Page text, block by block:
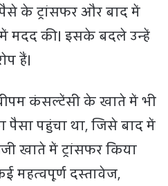
के ट्रांसफर और बाद में
मदद की। इसके बदले उन्हें
हैं।
कंसल्टेंसी के खाते में भी
पैसा पहुंचा था, जिसे बाद में
खाते में ट्रांसफर किया
महत्वपूर्ण दस्तावेज,